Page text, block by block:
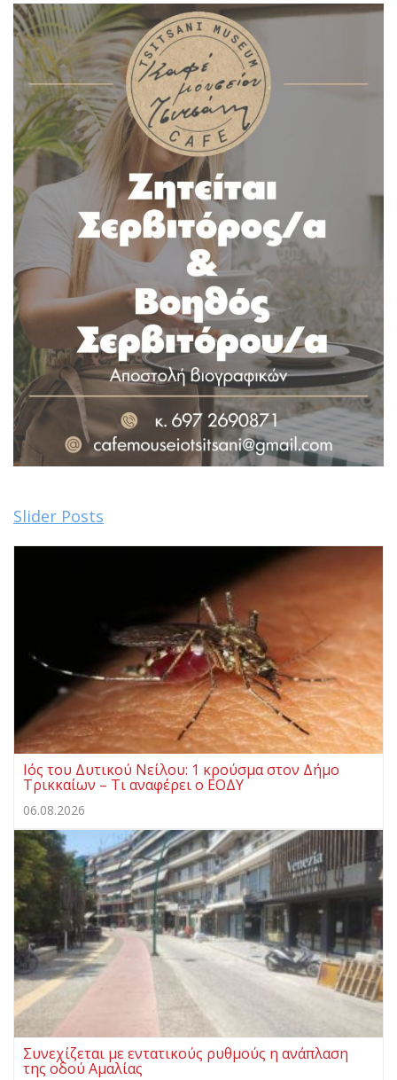
Slider Posts
Ιός του Δυτικού Νείλου: 1 κρούσμα στον Δήμο
Τρικκαίων – Τι αναφέρει ο ΕΟΔΥ
06.08.2026
Συνεχίζεται με εντατικούς ρυθμούς η ανάπλαση
της οδού Αμαλίας